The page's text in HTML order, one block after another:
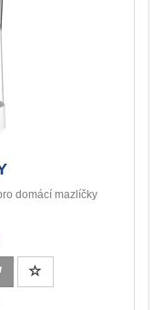
domácí mazlíčky